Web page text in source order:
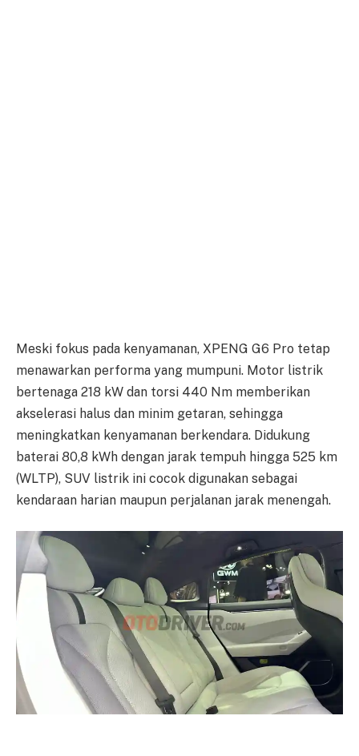
Meski fokus pada kenyamanan, XPENG G6 Pro tetap
menawarkan performa yang mumpuni. Motor listrik
bertenaga 218 kW dan torsi 440 Nm memberikan
akselerasi halus dan minim getaran, sehingga
meningkatkan kenyamanan berkendara. Didukung
baterai 80,8 kWh dengan jarak tempuh hingga 525 km
(WLTP), SUV listrik ini cocok digunakan sebagai
kendaraan harian maupun perjalanan jarak menengah.